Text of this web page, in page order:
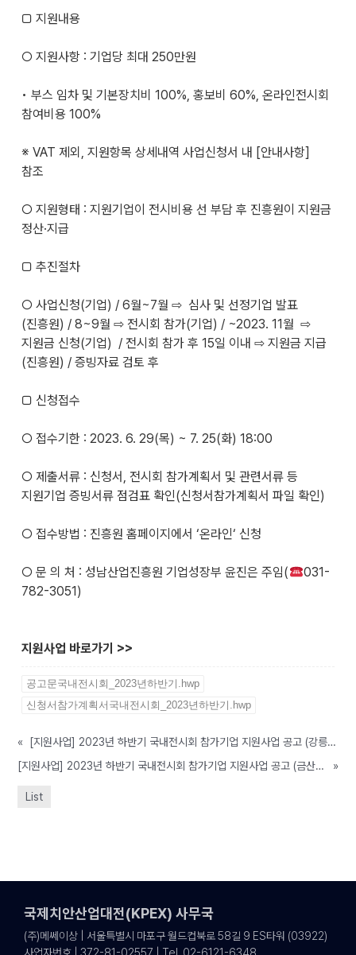
□ 지원내용
○ 지원사항 : 기업당 최대 250만원
• 부스 임차 및 기본장치비 100%, 홍보비 60%, 온라인전시회
참여비용 100%
※ VAT 제외, 지원항목 상세내역 사업신청서 내 [안내사항]
참조
○ 지원형태 : 지원기업이 전시비용 선 부담 후 진흥원이 지원금
정산·지급
□ 추진절차
○ 사업신청(기업) / 6월~7월 ⇨ 심사 및 선정기업 발표
(진흥원) / 8~9월 ⇨ 전시회 참가(기업) / ~2023. 11월 ⇨
지원금 신청(기업) / 전시회 참가 후 15일 이내 ⇨ 지원금 지급
(진흥원) / 증빙자료 검토 후
□ 신청접수
○ 접수기한 : 2023. 6. 29(목) ~ 7. 25(화) 18:00
○ 제출서류 : 신청서, 전시회 참가계획서 및 관련서류 등
지원기업 증빙서류 점검표 확인(신청서참가계획서 파일 확인)
○ 접수방법 : 진흥원 홈페이지에서 ‘온라인‘ 신청
○ 문 의 처 : 성남산업진흥원 기업성장부 윤진은 주임(
031-
782-3051)
지원사업 바로가기 >>
공고문국내전시회_2023년하반기.hwp
신청서참가계획서국내전시회_2023년하반기.hwp
«
[지원사업] 2023년 하반기 국내전시회 참가기업 지원사업 공고 (강릉시, ~07/10까지)
[지원사업] 2023년 하반기 국내전시회 참가기업 지원사업 공고 (금산군, ~예산소진까지)
»
List
국제치안산업대전(KPEX) 사무국
(주)메쎄이상 | 서울특별시 마포구 월드컵북로 58길 9 ES타워 (03922)